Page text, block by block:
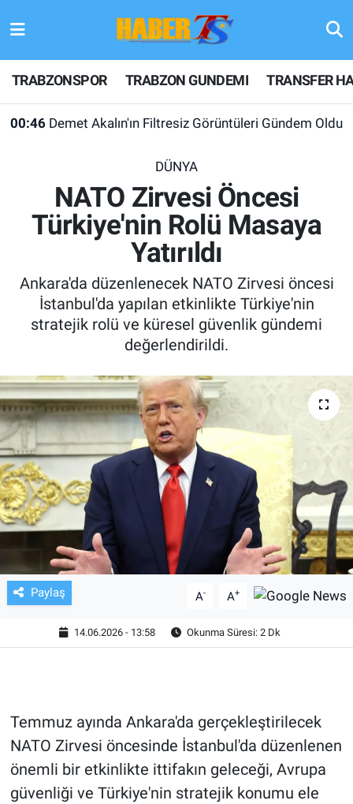
TRABZONSPOR TRABZON GUNDEMI TRANSFER
00:46 Demet Akalın'ın Filtresiz Görüntüleri Gündem Oldu
DÜNYA
NATO Zirvesi Öncesi
Türkiye'nin Rolü Masaya
Yatırıldı
Ankara'da düzenlenecek NATO Zirvesi öncesi
İstanbul'da yapılan etkinlikte Türkiye'nin
stratejik rolü ve küresel güvenlik gündemi
değerlendirildi.
Paylaş A- A+
14.06.2026 - 13:58 Okunma Süresi: 2 Dk
Temmuz ayında Ankara'da gerçekleştirilecek
NATO Zirvesi öncesinde İstanbul'da düzenlenen
önemli bir etkinlikte ittifakın geleceği, Avrupa
güvenliği ve Türkiye'nin stratejik konumu ele
TRABZONSPOR
TRABZON GUNDEMI
KULİS MEYDANI
1461 TRABZON
FUTBOL
TV VE SİNEMA
BASKETBOL
SAĞLIK
GENEL
KÜLTÜR SANAT
ASAYİŞ
EKONOMİ
HABERDE İNSAN
POLİTİKA
Hava Durumu
Trafik Durumu
Son Dakika Haberleri